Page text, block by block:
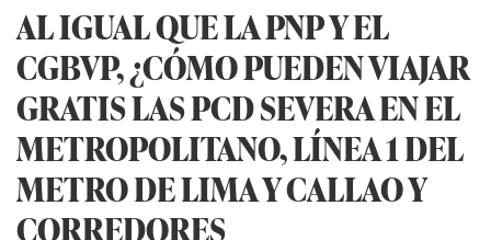
AL IGUAL QUE LA PNP Y EL
CGBVP, ¿CÓMO PUEDEN VIAJAR
GRATIS LAS PCD SEVERA EN EL
METROPOLITANO, LÍNEA 1 DEL
METRO DE LIMA Y CALLAO Y
CORREDORES